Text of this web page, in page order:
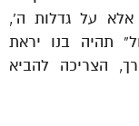
אלא על גדלות ה’,
תהיה בנו יראת
הצריכה להביא